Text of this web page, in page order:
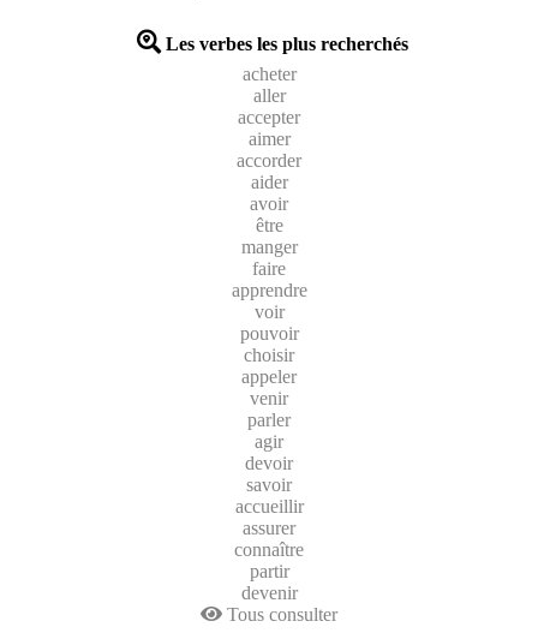
Les verbes les plus recherchés
acheter
aller
accepter
aimer
accorder
aider
avoir
être
manger
faire
apprendre
voir
pouvoir
choisir
appeler
venir
parler
agir
devoir
savoir
accueillir
assurer
connaître
partir
devenir
Tous consulter